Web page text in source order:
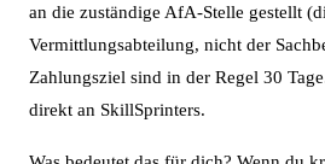
an die zuständige AfA-Stelle gestellt
Vermittlungsabteilung, nicht der
Zahlungsziel sind in der Regel 30
direkt an SkillSprinters.